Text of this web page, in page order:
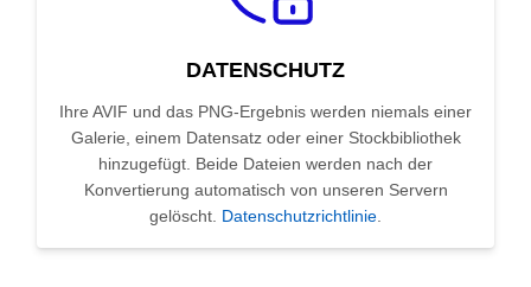
DATENSCHUTZ
Ihre AVIF und das PNG-Ergebnis werden niemals einer
Galerie, einem Datensatz oder einer Stockbibliothek
hinzugefügt. Beide Dateien werden nach der
Konvertierung automatisch von unseren Servern
gelöscht. Datenschutzrichtlinie.